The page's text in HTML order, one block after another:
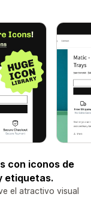
con iconos de
etiquetas.
el atractivo visual